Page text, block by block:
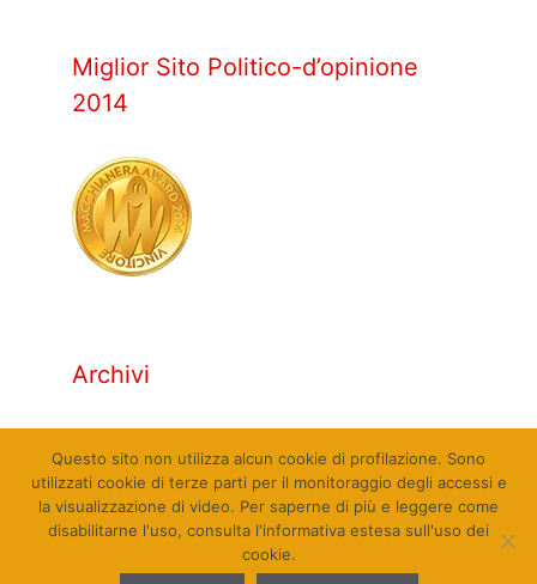
Miglior Sito Politico-d’opinione
2014
Archivi
Questo sito non utilizza alcun cookie di profilazione. Sono
utilizzati cookie di terze parti per il monitoraggio degli accessi e
la visualizzazione di video. Per saperne di più e leggere come
disabilitarne l'uso, consulta l'informativa estesa sull'uso dei
cookie.